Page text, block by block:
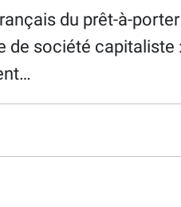
du prêt-à-
de société